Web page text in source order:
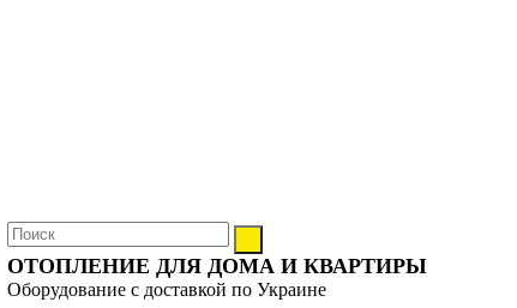
ОТОПЛЕНИЕ ДЛЯ ДОМА И КВАРТИРЫ
Оборудование с доставкой по Украине